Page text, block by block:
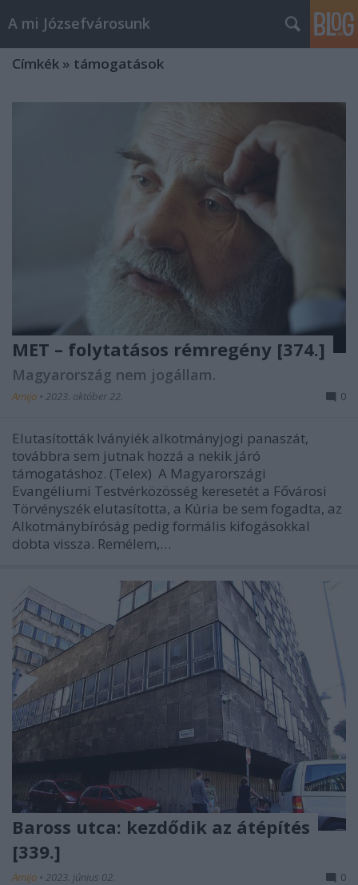
A mi Józsefvárosunk
Címkék » támogatások
MET – folytatásos rémregény [374.]
Magyarország nem jogállam.
Amijo • 2023. október 22. 0
Elutasították Iványiék alkotmányjogi panaszát,
továbbra sem jutnak hozzá a nekik járó
támogatáshoz. (Telex) A Magyarországi
Evangéliumi Testvérközösség keresetét a Fővárosi
Törvényszék elutasította, a Kúria be sem fogadta, az
Alkotmánybíróság pedig formális kifogásokkal
dobta vissza. Remélem,…
Baross utca: kezdődik az átépítés
[339.]
Amijo • 2023. június 02. 0